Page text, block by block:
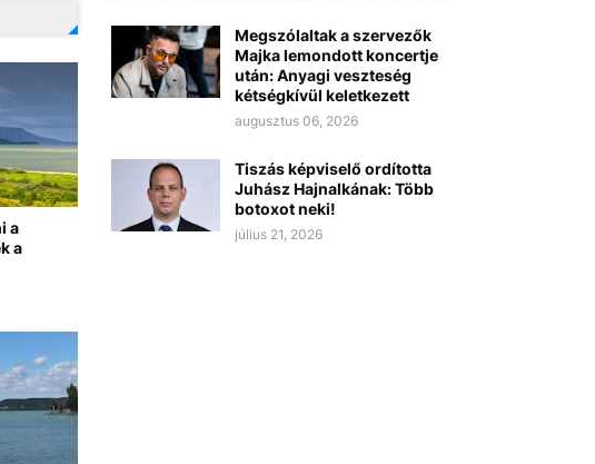
a
a
Megszólaltak a szervezők
Majka lemondott koncertje
után: Anyagi veszteség
kétségkívül keletkezett
augusztus 06, 2026
Tiszás képviselő ordította
Juhász Hajnalkának: Több
botoxot neki!
július 21, 2026